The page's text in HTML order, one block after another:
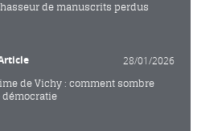
de manuscrits perdus
28/01/2026
de Vichy : comment sombre
démocratie